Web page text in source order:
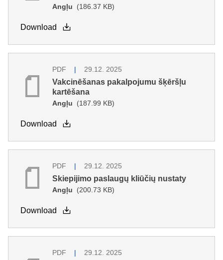
Angļu (186.37 KB)
Download
PDF 29.12. 2025
Vakcinēšanas pakalpojumu šķēršļu
kartēšana
Angļu (187.99 KB)
Download
PDF 29.12. 2025
Skiepijimo paslaugų kliūčių nustaty
Angļu (200.73 KB)
Download
PDF 29.12. 2025